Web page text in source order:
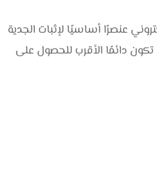
عنصرًا أساسيًا لإثبات الجدية
دائمًا الأقرب للحصول على